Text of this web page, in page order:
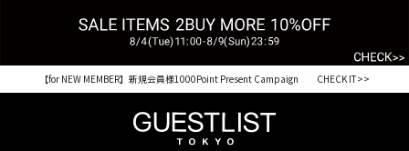
【for NEW MEMBER】新規会員様1000Point Present Campaign CHECK IT>>